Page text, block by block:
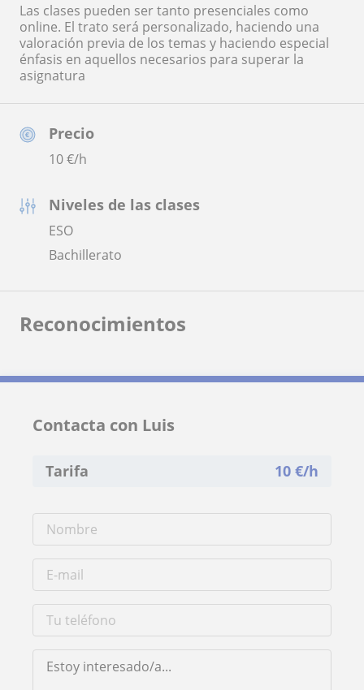
Precio
10€/h
Niveles de las clases
ESO
Bachillerato
Las clases pueden ser tanto presenciales como
online. El trato será personalizado, haciendo una
valoración previa de los temas y haciendo especial
énfasis en aquellos necesarios para superar la
asignatura
Reconocimientos
Contacta con Luis
Tarifa 10 €/h